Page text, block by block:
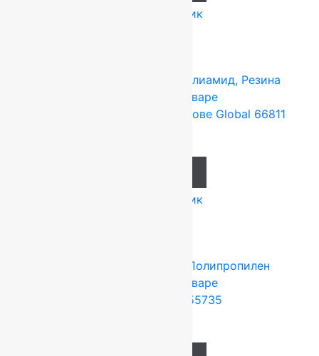
Купить в 1 клик
Полиамид, Резина
Подробнее о товаре
Ковролин на резиновой основе Global 66811
Купить в 1 клик
Полипропилен
Подробнее о товаре
Ковролин Festa 55735